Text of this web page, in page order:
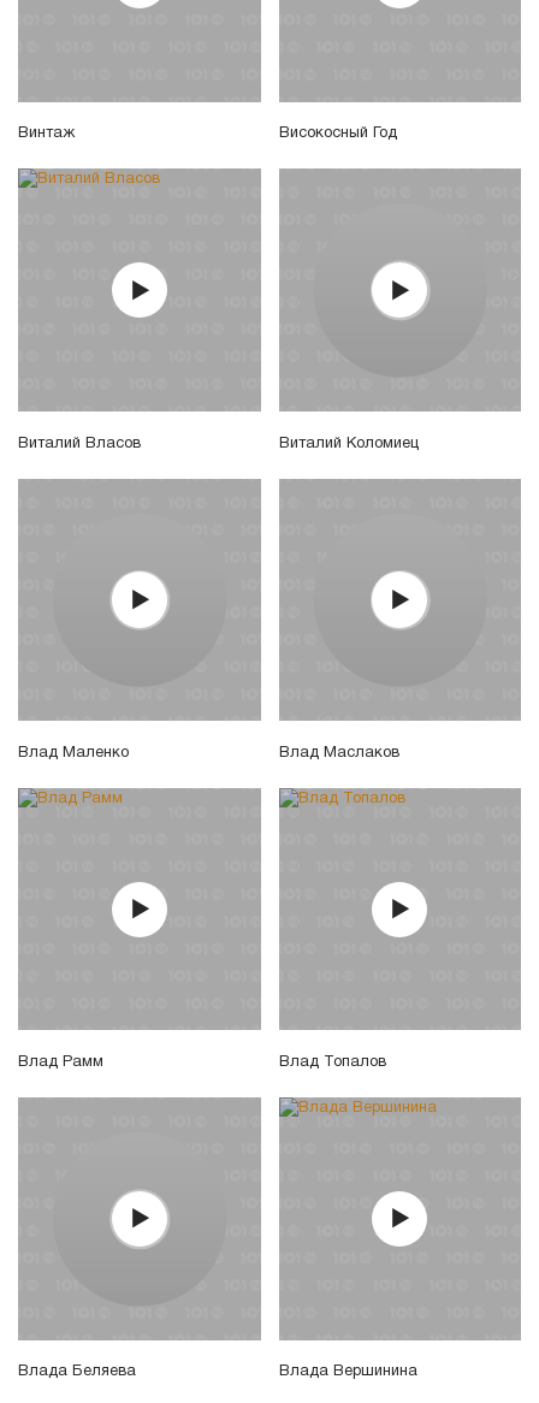
Винтаж Високосный Год
Виталий Власов Виталий Коломиец
Влад Маленко Влад Маслаков
Влад Рамм Влад Топалов
Влада Беляева Влада Вершинина